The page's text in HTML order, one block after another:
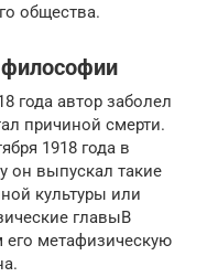
общества.
философии
года автор заболел
причиной смерти.
1918 года в
он выпускал такие
культуры или
главыВ
метафизическую